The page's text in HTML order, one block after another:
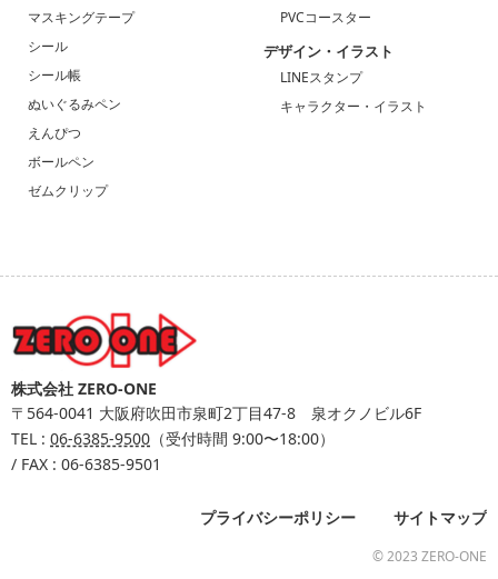
マスキングテープ
シール
シール帳
ぬいぐるみペン
えんぴつ
ボールペン
ゼムクリップ
PVCコースター
デザイン・イラスト
LINEスタンプ
キャラクター・イラスト
株式会社 ZERO-ONE
〒564-0041 大阪府吹田市泉町2丁目47-8 泉オクノビル6F
TEL : 06-6385-9500 （受付時間 9:00〜18:00）
/ FAX : 06-6385-9501
プライバシーポリシー サイトマップ
© 2023 ZERO-ONE